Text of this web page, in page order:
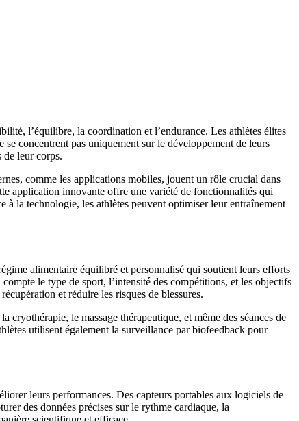
l’équilibre, la coordination et l’endurance. Les athlètes élites
concentrent pas uniquement sur le développement de leurs
de leur corps.
comme les applications mobiles, jouent un rôle crucial dans
application innovante offre une variété de fonctionnalités qui
à la technologie, les athlètes peuvent optimiser leur entraînement
alimentaire équilibré et personnalisé qui soutient leurs efforts
le type de sport, l’intensité des compétitions, et les objectifs
et réduire les risques de blessures.
le massage thérapeutique, et même des séances de
utilisent également la surveillance par biofeedback pour
leurs performances. Des capteurs portables aux logiciels de
des données précises sur le rythme cardiaque, la